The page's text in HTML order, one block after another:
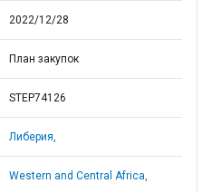
2022/12/28
План закупок
STEP74126
Либерия,
Western and Central Africa,